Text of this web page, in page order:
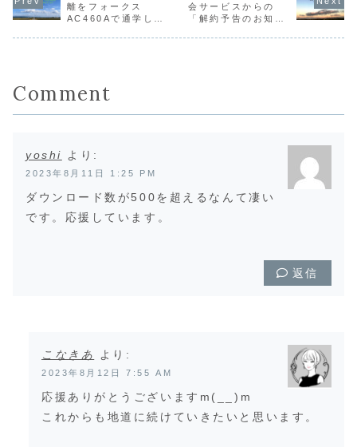
離をフォークス
AC460Aで通学して
会サービスからの
「解約予告のお知ら
Comment
yoshi より:
2023年8月11日 1:25 PM
ダウンロード数が500を超えるなんて凄い
です。応援しています。
返信
こなきあ より:
2023年8月12日 7:55 AM
応援ありがとうございますm(__)m
これからも地道に続けていきたいと思います。